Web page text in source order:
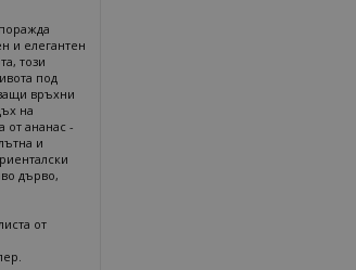
и елегантен
този
под
връхни
на
от ананас -
и
дърво,
от